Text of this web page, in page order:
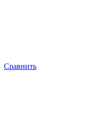
Сравнить